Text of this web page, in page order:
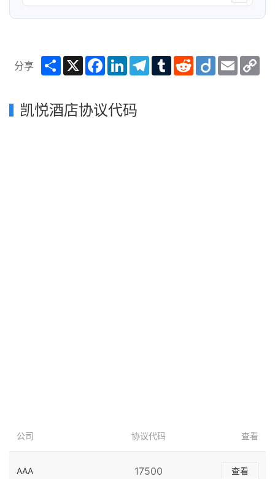
分享 ShareX Facebook
LinkedInTelegram
TumblrRedditDiigo Email
凯悦酒店协议代码
公司 协议代码 查看
AAA 17500 查看